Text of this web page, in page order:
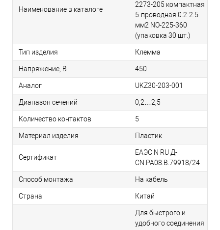
Наименование в каталоге
2273-205 компактная
5-проводная 0.2-2.5
мм2 NO-225-360
(упаковка 30 шт.)
Тип изделия Клемма
Напряжение, В 450
Аналог UKZ30-203-001
Диапазон сечений 0,2…2,5
Количество контактов 5
Материал изделия Пластик
Сертификат
ЕАЭС N RU Д-
CN.РА08.В.79918/24
Способ монтажа На кабель
Страна Китай
Для быстрого и
удобного соединения